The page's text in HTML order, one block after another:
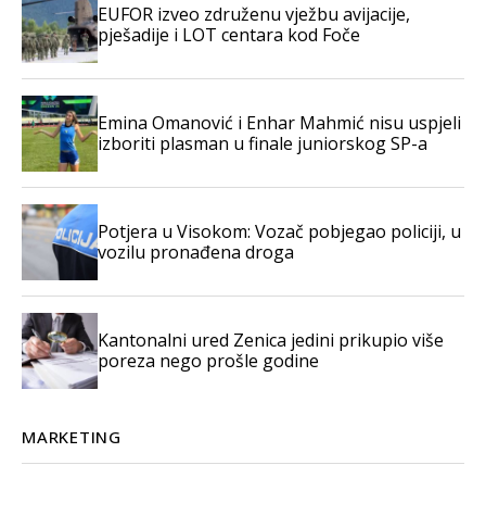
EUFOR izveo združenu vježbu avijacije,
pješadije i LOT centara kod Foče
Emina Omanović i Enhar Mahmić nisu uspjeli
izboriti plasman u finale juniorskog SP-a
Potjera u Visokom: Vozač pobjegao policiji, u
vozilu pronađena droga
Kantonalni ured Zenica jedini prikupio više
poreza nego prošle godine
MARKETING